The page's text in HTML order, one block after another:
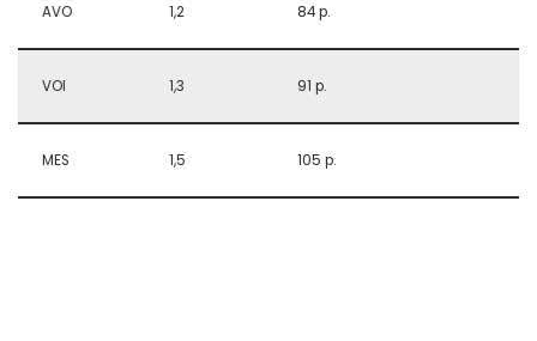
AVO 1,2 84 p.
VOI 1,3 91 p.
MES 1,5 105 p.